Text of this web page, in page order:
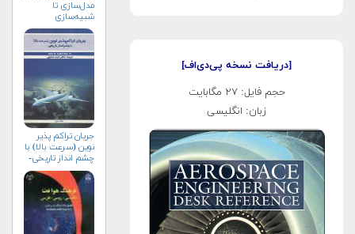
[دریافت نسخه پی‌دی‌اف]
حجم فایل: ۲۷ مگابایت
زبان: انگلیسی
مدل‌سازی تا
شبیه‌سازی
جریان تراکم پذیر
نوین (سرعت بالا) با
چشم انداز تاریخی-
جلد دوم